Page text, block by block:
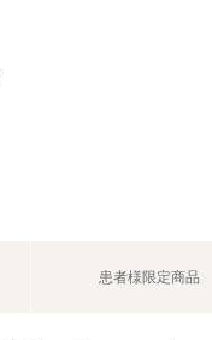
患者様限定商品